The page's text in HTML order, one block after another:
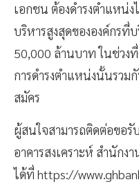
เอกชน ต้องดำรงตำแหน่
บริหารสูงสุดขององค์กรที่
50,000 ล้านบาท ในช่วง
การดำรงตำแหน่งนั้นรว
สมัคร
ผู้สนใจสามารถติดต่อขอรั
อาคารสงเคราะห์ สำนัก
ได้ที่ https://